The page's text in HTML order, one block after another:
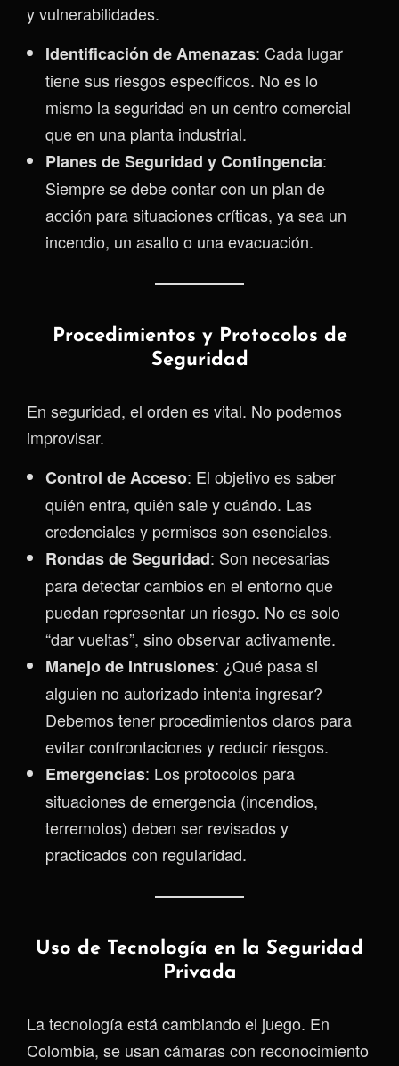
y vulnerabilidades.
Identificación de Amenazas: Cada lugar
tiene sus riesgos específicos. No es lo
mismo la seguridad en un centro comercial
que en una planta industrial.
Planes de Seguridad y Contingencia:
Siempre se debe contar con un plan de
acción para situaciones críticas, ya sea un
incendio, un asalto o una evacuación.
Procedimientos y Protocolos de
Seguridad
En seguridad, el orden es vital. No podemos
improvisar.
Control de Acceso: El objetivo es saber
quién entra, quién sale y cuándo. Las
credenciales y permisos son esenciales.
Rondas de Seguridad: Son necesarias
para detectar cambios en el entorno que
puedan representar un riesgo. No es solo
“dar vueltas”, sino observar activamente.
Manejo de Intrusiones: ¿Qué pasa si
alguien no autorizado intenta ingresar?
Debemos tener procedimientos claros para
evitar confrontaciones y reducir riesgos.
Emergencias: Los protocolos para
situaciones de emergencia (incendios,
terremotos) deben ser revisados y
practicados con regularidad.
Uso de Tecnología en la Seguridad
Privada
La tecnología está cambiando el juego. En
Colombia, se usan cámaras con reconocimiento